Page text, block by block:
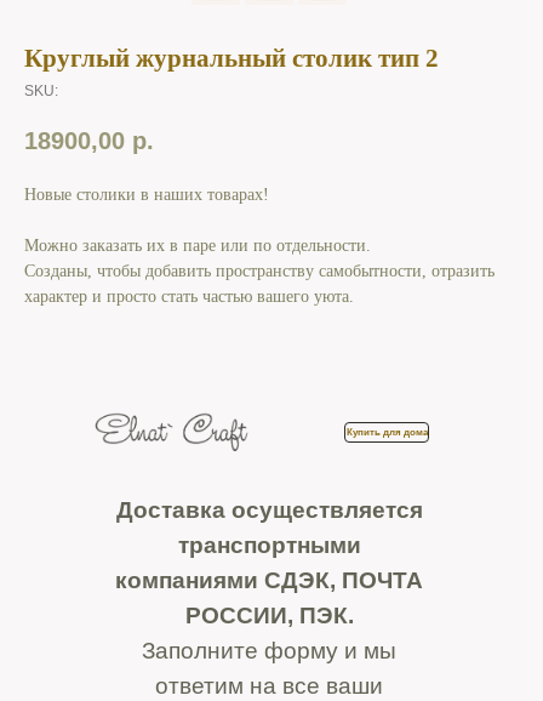
Круглый журнальный столик тип 2
SKU:
18900,00 р.
Новые столики в наших товарах!
Можно заказать их в паре или по отдельности.
Созданы, чтобы добавить пространству самобытности, отразить
характер и просто стать частью вашего уюта.
Доставка осуществляется
транспортными
компаниями СДЭК, ПОЧТА
РОССИИ, ПЭК.
Заполните форму и мы
ответим на все ваши
Купить для дома